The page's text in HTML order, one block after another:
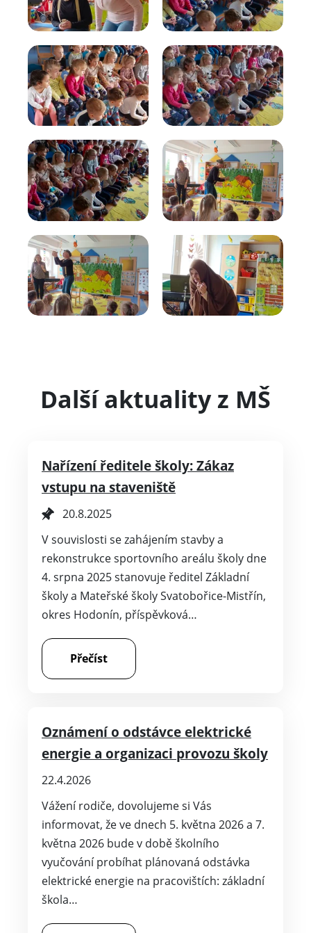
Další aktuality z MŠ
Nařízení ředitele školy: Zákaz
vstupu na staveniště
20.8.2025
V souvislosti se zahájením stavby a
rekonstrukce sportovního areálu školy dne
4. srpna 2025 stanovuje ředitel Základní
školy a Mateřské školy Svatobořice-Mistřín,
okres Hodonín, příspěvková…
Přečíst
Oznámení o odstávce elektrické
energie a organizaci provozu školy
22.4.2026
Vážení rodiče, dovolujeme si Vás
informovat, že ve dnech 5. května 2026 a 7.
května 2026 bude v době školního
vyučování probíhat plánovaná odstávka
elektrické energie na pracovištích: základní
škola…